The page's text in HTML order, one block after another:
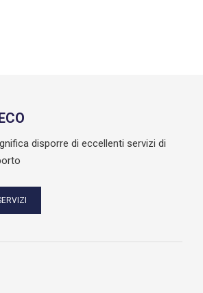
disporre di eccellenti servizi di